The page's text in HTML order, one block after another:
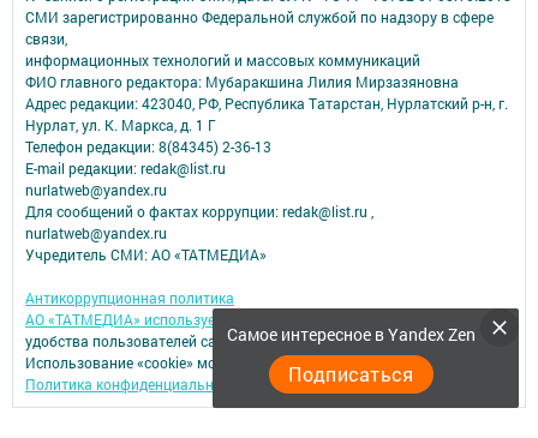
Самое интересное в Yandex Zen
Подписаться
СМИ зарегистрированно Федеральной службой по надзору в сфере
связи,
информационных технологий и массовых коммуникаций
ФИО главного редактора: Мубаракшина Лилия Мирзазяновна
Адрес редакции: 423040, РФ, Республика Татарстан, Нурлатский р-н, г.
Нурлат, ул. К. Маркса, д. 1 Г
Телефон редакции: 8(84345) 2-36-13
E-mail редакции: redak@list.ru
nurlatweb@yandex.ru
Для сообщений о фактах коррупции: redak@list.ru ,
nurlatweb@yandex.ru
Учредитель СМИ: АО «ТАТМЕДИА»
Антикоррупционная политика
АО «ТАТМЕДИА» использует «cookie»
для персонализации сервисов и
удобства пользователей сайтом.
Использование «cookie» можно отменить в настройках браузера.
Политика конфиденциальности